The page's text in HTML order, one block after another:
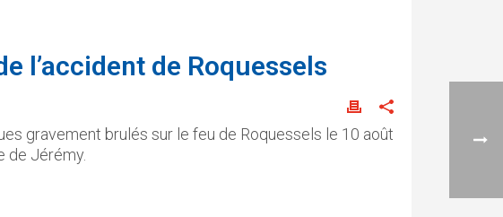
l’accident de Roquessels
gravement brulés sur le feu de Roquessels le 10 août
de Jérémy.